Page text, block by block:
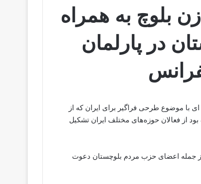
بلوچ به همراه
در پارلمان
ماه ۱۴۰۱، پارلمان اروپا جلسه ای با موضوع طرحی فراگیر برای ایران که از
از فعالان حوزه‌های مختلف ایران تشکیل
جمله اعضای حزب مردم بلوچستان دعوت